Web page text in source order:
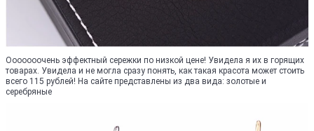
Ооооооочень эффектный сережки по низкой цене! Увидела я их в горящих
товарах. Увидела и не могла сразу понять, как такая красота может стоить
всего 115 рублей! На сайте представлены из два вида: золотые и
серебряные